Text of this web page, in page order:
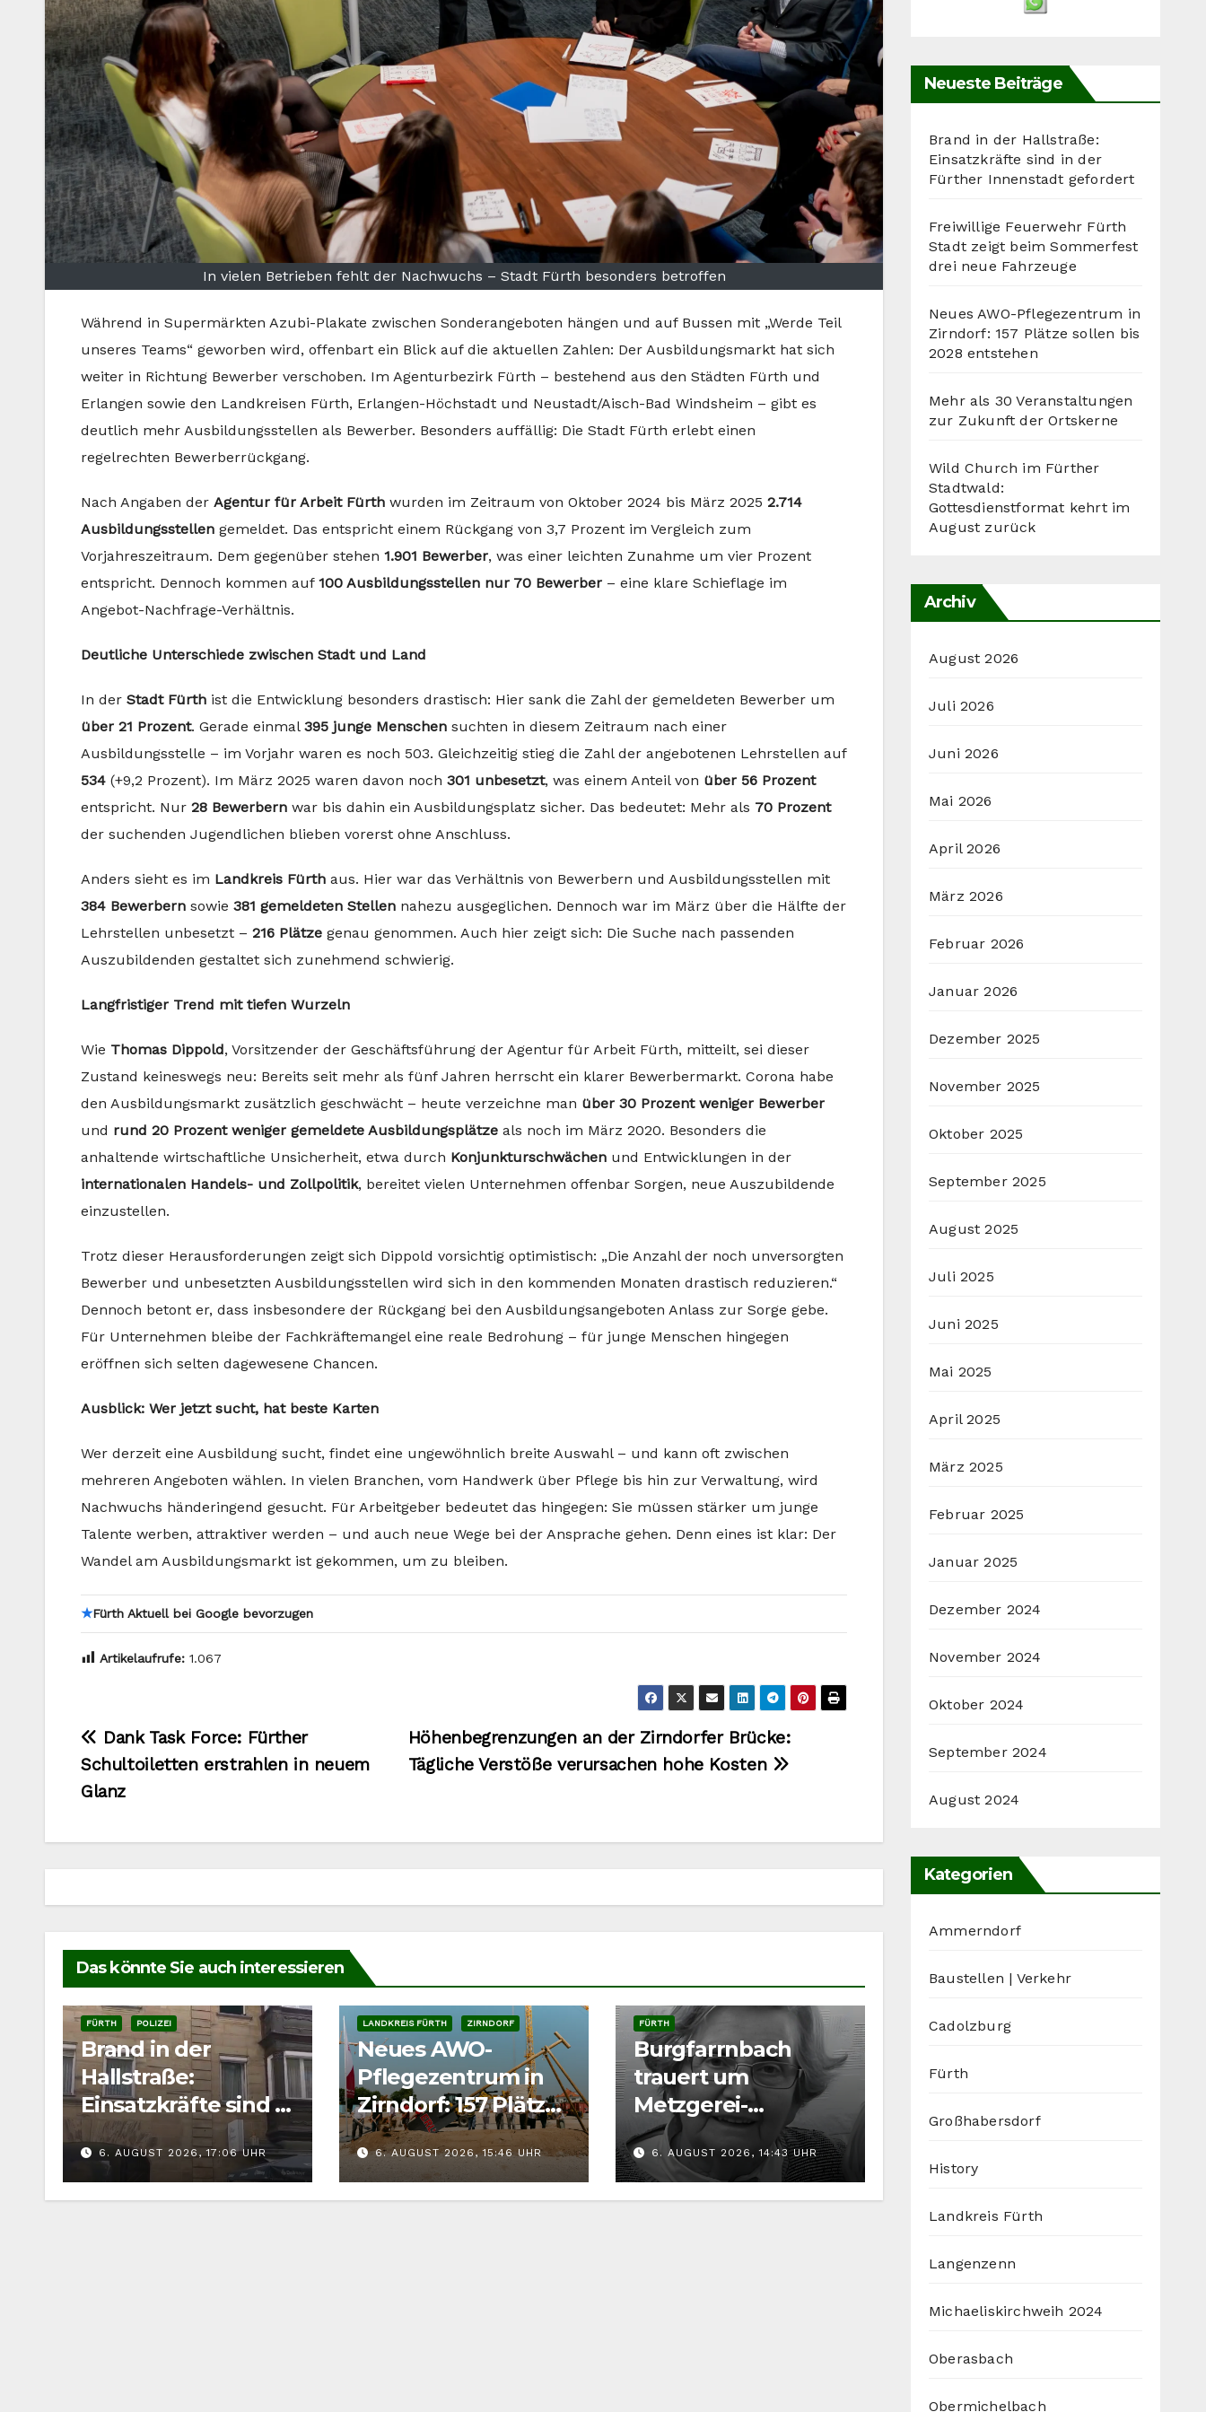
In vielen Betrieben fehlt der Nachwuchs – Stadt Fürth besonders betroffen
Während in Supermärkten Azubi-Plakate zwischen Sonderangeboten hängen und auf Bussen mit „Werde Teil
unseres Teams“ geworben wird, offenbart ein Blick auf die aktuellen Zahlen: Der Ausbildungsmarkt hat sich
weiter in Richtung Bewerber verschoben. Im Agenturbezirk Fürth – bestehend aus den Städten Fürth und
Erlangen sowie den Landkreisen Fürth, Erlangen-Höchstadt und Neustadt/Aisch-Bad Windsheim – gibt es
deutlich mehr Ausbildungsstellen als Bewerber. Besonders auffällig: Die Stadt Fürth erlebt einen
regelrechten Bewerberrückgang.
Nach Angaben der Agentur für Arbeit Fürth wurden im Zeitraum von Oktober 2024 bis März 2025 2.714
Ausbildungsstellen gemeldet. Das entspricht einem Rückgang von 3,7 Prozent im Vergleich zum
Vorjahreszeitraum. Dem gegenüber stehen 1.901 Bewerber, was einer leichten Zunahme um vier Prozent
entspricht. Dennoch kommen auf 100 Ausbildungsstellen nur 70 Bewerber – eine klare Schieflage im
Angebot-Nachfrage-Verhältnis.
Deutliche Unterschiede zwischen Stadt und Land
In der Stadt Fürth ist die Entwicklung besonders drastisch: Hier sank die Zahl der gemeldeten Bewerber um
über 21 Prozent. Gerade einmal 395 junge Menschen suchten in diesem Zeitraum nach einer
Ausbildungsstelle – im Vorjahr waren es noch 503. Gleichzeitig stieg die Zahl der angebotenen Lehrstellen auf
534 (+9,2 Prozent). Im März 2025 waren davon noch 301 unbesetzt, was einem Anteil von über 56 Prozent
entspricht. Nur 28 Bewerbern war bis dahin ein Ausbildungsplatz sicher. Das bedeutet: Mehr als 70 Prozent
der suchenden Jugendlichen blieben vorerst ohne Anschluss.
Anders sieht es im Landkreis Fürth aus. Hier war das Verhältnis von Bewerbern und Ausbildungsstellen mit
384 Bewerbern sowie 381 gemeldeten Stellen nahezu ausgeglichen. Dennoch war im März über die Hälfte der
Lehrstellen unbesetzt – 216 Plätze genau genommen. Auch hier zeigt sich: Die Suche nach passenden
Auszubildenden gestaltet sich zunehmend schwierig.
Langfristiger Trend mit tiefen Wurzeln
Wie Thomas Dippold, Vorsitzender der Geschäftsführung der Agentur für Arbeit Fürth, mitteilt, sei dieser
Zustand keineswegs neu: Bereits seit mehr als fünf Jahren herrscht ein klarer Bewerbermarkt. Corona habe
den Ausbildungsmarkt zusätzlich geschwächt – heute verzeichne man über 30 Prozent weniger Bewerber
und rund 20 Prozent weniger gemeldete Ausbildungsplätze als noch im März 2020. Besonders die
anhaltende wirtschaftliche Unsicherheit, etwa durch Konjunkturschwächen und Entwicklungen in der
internationalen Handels- und Zollpolitik, bereitet vielen Unternehmen offenbar Sorgen, neue Auszubildende
einzustellen.
Trotz dieser Herausforderungen zeigt sich Dippold vorsichtig optimistisch: „Die Anzahl der noch unversorgten
Bewerber und unbesetzten Ausbildungsstellen wird sich in den kommenden Monaten drastisch reduzieren.“
Dennoch betont er, dass insbesondere der Rückgang bei den Ausbildungsangeboten Anlass zur Sorge gebe.
Für Unternehmen bleibe der Fachkräftemangel eine reale Bedrohung – für junge Menschen hingegen
eröffnen sich selten dagewesene Chancen.
Ausblick: Wer jetzt sucht, hat beste Karten
Wer derzeit eine Ausbildung sucht, findet eine ungewöhnlich breite Auswahl – und kann oft zwischen
mehreren Angeboten wählen. In vielen Branchen, vom Handwerk über Pflege bis hin zur Verwaltung, wird
Nachwuchs händeringend gesucht. Für Arbeitgeber bedeutet das hingegen: Sie müssen stärker um junge
Talente werben, attraktiver werden – und auch neue Wege bei der Ansprache gehen. Denn eines ist klar: Der
Wandel am Ausbildungsmarkt ist gekommen, um zu bleiben.
★Fürth Aktuell bei Google bevorzugen
Artikelaufrufe: 1.067
Beitragsnavigation
Höhenbegrenzungen an der Zirndorfer Brücke:
Tägliche Verstöße verursachen hohe Kosten
Dank Task Force: Fürther
Schultoiletten erstrahlen in neuem
Glanz
Das könnte Sie auch interessieren
FÜRTH POLIZEI
Brand in der
Hallstraße:
Einsatzkräfte sind in
der Fürther
Innenstadt
gefordert
6. AUGUST 2026, 17:06 UHR
LANDKREIS FÜRTH ZIRNDORF
Neues AWO-
Pflegezentrum in
Zirndorf: 157 Plätze
sollen bis 2028
entstehen
6. AUGUST 2026, 15:46 UHR
FÜRTH
Burgfarrnbach
trauert um
Metzgerei-
Seniorchefin Thea
Ammon
6. AUGUST 2026, 14:43 UHR
Neueste Beiträge
Brand in der Hallstraße:
Einsatzkräfte sind in der
Fürther Innenstadt gefordert
Freiwillige Feuerwehr Fürth
Stadt zeigt beim Sommerfest
drei neue Fahrzeuge
Neues AWO-Pflegezentrum in
Zirndorf: 157 Plätze sollen bis
2028 entstehen
Mehr als 30 Veranstaltungen
zur Zukunft der Ortskerne
Wild Church im Fürther
Stadtwald:
Gottesdienstformat kehrt im
August zurück
Archiv
August 2026
Juli 2026
Juni 2026
Mai 2026
April 2026
März 2026
Februar 2026
Januar 2026
Dezember 2025
November 2025
Oktober 2025
September 2025
August 2025
Juli 2025
Juni 2025
Mai 2025
April 2025
März 2025
Februar 2025
Januar 2025
Dezember 2024
November 2024
Oktober 2024
September 2024
August 2024
Kategorien
Ammerndorf
Baustellen | Verkehr
Cadolzburg
Fürth
Großhabersdorf
History
Landkreis Fürth
Langenzenn
Michaeliskirchweih 2024
Oberasbach
Obermichelbach